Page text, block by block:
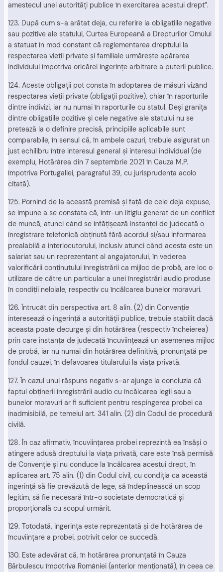
amestecul unei autorităţi publice în exercitarea acestui drept”.
123. După cum s-a arătat deja, cu referire la obligaţiile negative
sau pozitive ale statului, Curtea Europeană a Drepturilor Omului
a statuat în mod constant că reglementarea dreptului la
respectarea vieţii private şi familiale urmăreşte apărarea
individului împotriva oricărei ingerinţe arbitrare a puterii publice.
124. Aceste obligaţii pot consta în adoptarea de măsuri vizând
respectarea vieţii private (obligaţii pozitive), chiar în raporturile
dintre indivizi, iar nu numai în raporturile cu statul. Deşi graniţa
dintre obligaţiile pozitive şi cele negative ale statului nu se
pretează la o definire precisă, principiile aplicabile sunt
comparabile, în sensul că, în ambele cazuri, trebuie asigurat un
just echilibru între interesul general şi interesul individual (de
exemplu, Hotărârea din 7 septembrie 2021 în Cauza M.P.
împotriva Portugaliei, paragraful 39, cu jurisprudenţa acolo
citată).
125. Pornind de la această premisă şi faţă de cele deja expuse,
se impune a se constata că, într-un litigiu generat de un conflict
de muncă, atunci când se înfăţişează instanţei de judecată o
înregistrare telefonică obţinută fără acordul şi/sau informarea
prealabilă a interlocutorului, inclusiv atunci când acesta este un
salariat sau un reprezentant al angajatorului, în vederea
valorificării conţinutului înregistrării ca mijloc de probă, are loc o
utilizare de către un particular a unei înregistrări audio produse
în condiţii neloiale, respectiv cu încălcarea bunelor moravuri.
126. Întrucât din perspectiva art. 8 alin. (2) din Convenţie
interesează o ingerinţă a autorităţii publice, trebuie stabilit dacă
aceasta poate decurge şi din hotărârea (respectiv încheierea)
prin care instanţa de judecată încuviinţează un asemenea mijloc
de probă, iar nu numai din hotărârea definitivă, pronunţată pe
fondul cauzei, în defavoarea titularului la viaţa privată.
127. În cazul unui răspuns negativ s-ar ajunge la concluzia că
faptul obţinerii înregistrării audio cu încălcarea legii sau a
bunelor moravuri ar fi suficient pentru respingerea probei ca
inadmisibilă, pe temeiul art. 341 alin. (2) din Codul de procedură
civilă.
128. În caz afirmativ, încuviinţarea probei reprezintă ea însăşi o
atingere adusă dreptului la viaţa privată, care este însă permisă
de Convenţie şi nu conduce la încălcarea acestui drept, în
aplicarea art. 75 alin. (1) din Codul civil, cu condiţia ca această
ingerinţă să fie prevăzută de lege, să îndeplinească un scop
legitim, să fie necesară într-o societate democratică şi
proporţională cu scopul urmărit.
129. Totodată, ingerinţa este reprezentată şi de hotărârea de
încuviinţare a probei, potrivit celor ce succedă.
130. Este adevărat că, în hotărârea pronunţată în Cauza
Bărbulescu împotriva României (anterior menţionată), în ceea ce